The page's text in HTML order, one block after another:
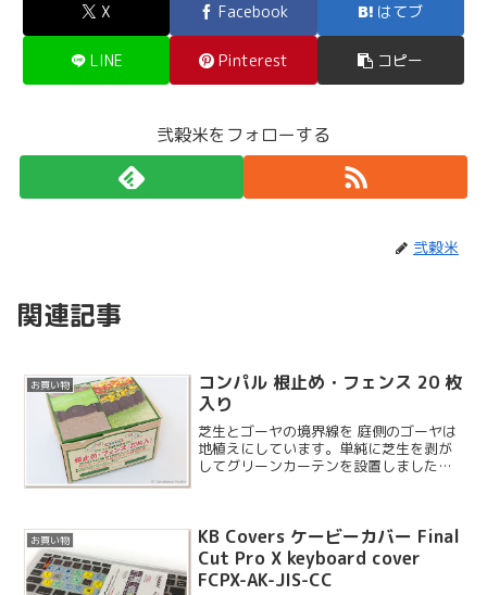
X Facebook はてブ
LINE Pinterest コピー
弐穀米をフォローする
弐穀米
関連記事
お買い物
コンパル 根止め・フェンス 20 枚
入り
芝生とゴーヤの境界線を 庭側のゴーヤは
地植えにしています。単純に芝生を剥が
してグリーンカーテンを設置しました
お買い物
KB Covers ケービーカバー Final
Cut Pro X keyboard cover
FCPX-AK-JIS-CC